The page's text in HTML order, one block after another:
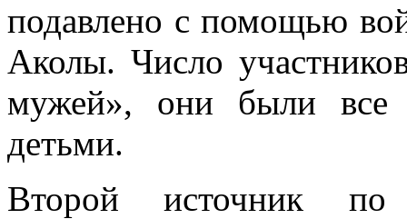
подавлено с помощью
Аколы. Число
мужей», они были
детьми.
Второй источник по